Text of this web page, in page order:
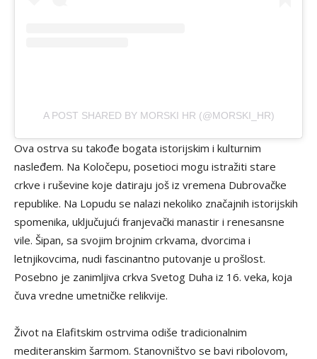
A POST SHARED BY MORSKI HR (@MORSKI_HR)
Ova ostrva su takođe bogata istorijskim i kulturnim
nasleđem. Na Koločepu, posetioci mogu istražiti stare
crkve i ruševine koje datiraju još iz vremena Dubrovačke
republike. Na Lopudu se nalazi nekoliko značajnih istorijskih
spomenika, uključujući franjevački manastir i renesansne
vile. Šipan, sa svojim brojnim crkvama, dvorcima i
letnjikovcima, nudi fascinantno putovanje u prošlost.
Posebno je zanimljiva crkva Svetog Duha iz 16. veka, koja
čuva vredne umetničke relikvije.
Život na Elafitskim ostrvima odiše tradicionalnim
mediteranskim šarmom. Stanovništvo se bavi ribolovom,